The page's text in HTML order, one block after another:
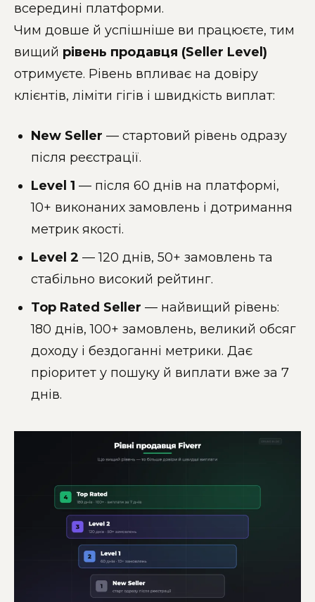
всередині платформи.
Чим довше й успішніше ви працюєте, тим
вищий рівень продавця (Seller Level)
отримуєте. Рівень впливає на довіру
клієнтів, ліміти гігів і швидкість виплат:
New Seller — стартовий рівень одразу
після реєстрації.
Level 1 — після 60 днів на платформі,
10+ виконаних замовлень і дотримання
метрик якості.
Level 2 — 120 днів, 50+ замовлень та
стабільно високий рейтинг.
Top Rated Seller — найвищий рівень:
180 днів, 100+ замовлень, великий обсяг
доходу і бездоганні метрики. Дає
пріоритет у пошуку й виплати вже за 7
днів.